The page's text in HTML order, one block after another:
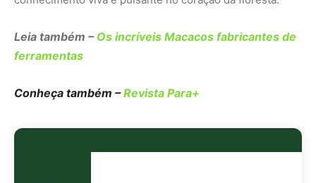
Leia também – Os incríveis Macacos fabricantes de
ferramentas
Conheça também –Revista Para+